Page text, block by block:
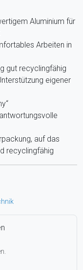
Aluminium für
Arbeiten in
gut recyclingfähig
eigener
auf das
recyclingfähig